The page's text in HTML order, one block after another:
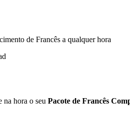
de Francês a qualquer hora
na hora o seu Pacote de Francês